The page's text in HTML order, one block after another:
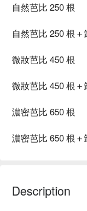
自然芭比 250 根
自然芭比 250 根＋
微妝芭比 450 根
微妝芭比 450 根＋
濃密芭比 650 根
濃密芭比 650 根＋
Description